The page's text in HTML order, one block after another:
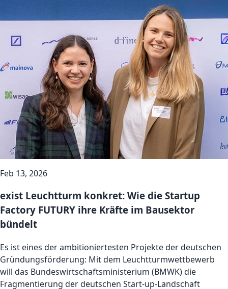
Feb 13, 2026
exist Leuchtturm konkret: Wie die Startup
Factory FUTURY ihre Kräfte im Bausektor
bündelt
Es ist eines der ambitioniertesten Projekte der deutschen
Gründungsförderung: Mit dem Leuchtturmwettbewerb
will das Bundeswirtschaftsministerium (BMWK) die
Fragmentierung der deutschen Start-up-Landschaft